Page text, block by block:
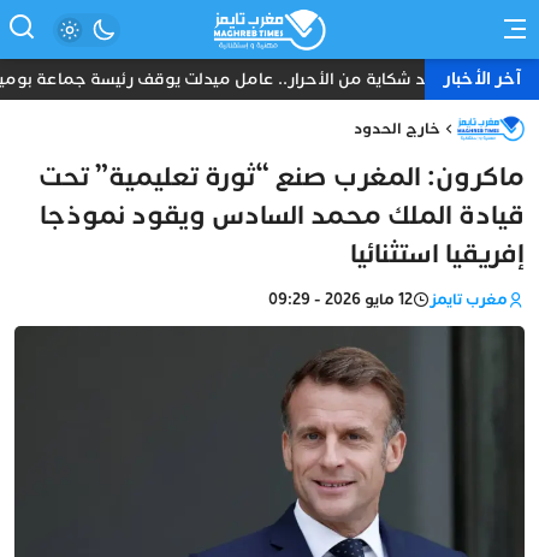
آخر الأخباربعد شكاية من الأحرار.. عامل ميدلت يوقف رئيسة جماعة بومية
خارج الحدود
ماكرون: المغرب صنع “ثورة تعليمية” تحت
قيادة الملك محمد السادس ويقود نموذجا
إفريقيا استثنائيا
مغرب تايمز 12 مايو 2026 - 09:29